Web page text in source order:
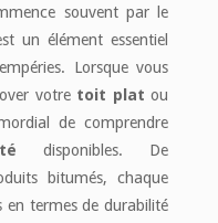
souvent par le
un élément essentiel
Lorsque vous
votre toit plat ou
de comprendre
disponibles. De
bitumés, chaque
en termes de durabilité